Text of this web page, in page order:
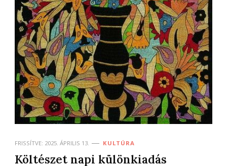
FRISSÍTVE: 2025. ÁPRILIS 13. KULTÚRA
Költészet napi különkiadás